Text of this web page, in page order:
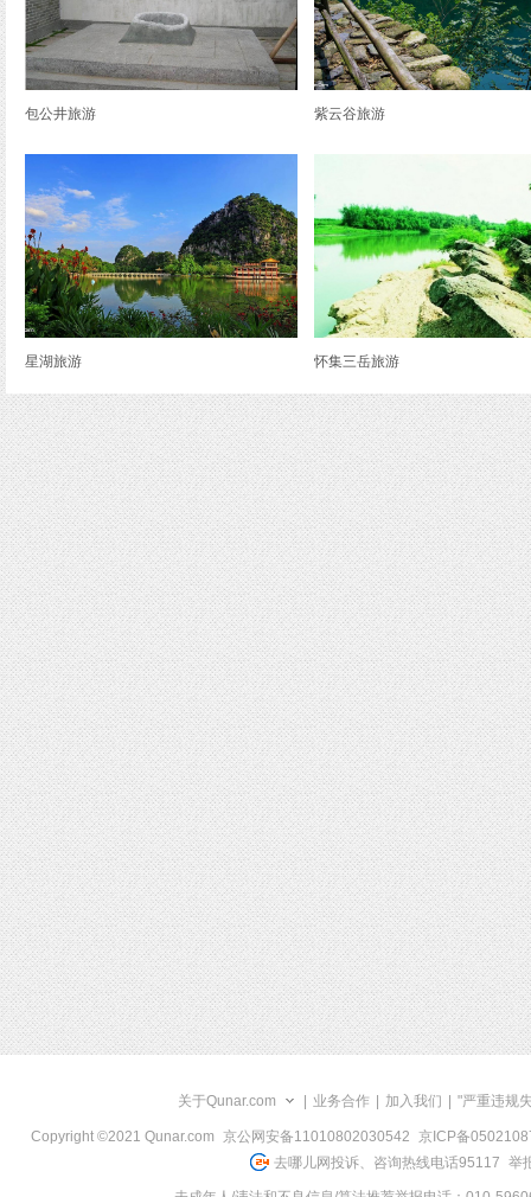
包公井旅游 紫云谷旅游
星湖旅游 怀集三岳旅游
关于Qunar.com 业务合作 加入我们 "严重违规
Copyright ©2021 Qunar.com 京公网安备11010802030542 京ICP备
去哪儿网投诉、咨询热线电话95117 举